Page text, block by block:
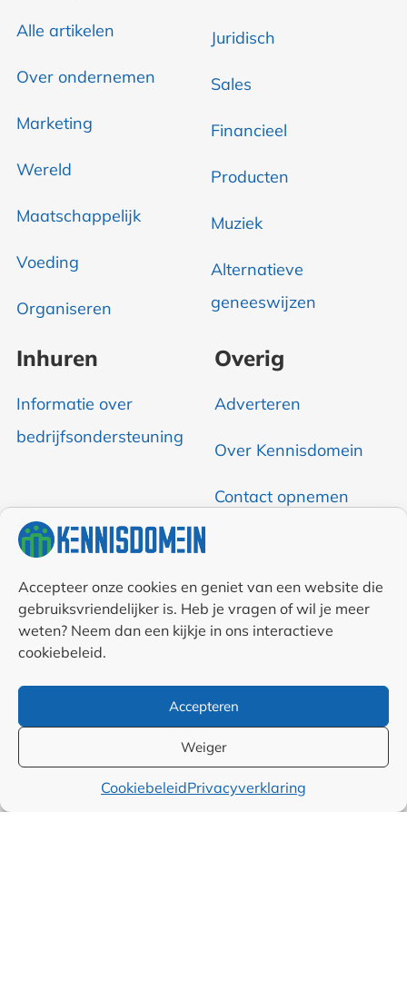
Accepteer onze cookies en geniet van een website die
gebruiksvriendelijker is. Heb je vragen of wil je meer
weten? Neem dan een kijkje in ons interactieve
cookiebeleid.
Accepteren
Weiger
CookiebeleidPrivacyverklaring
Alle artikelen
Over ondernemen
Marketing
Wereld
Maatschappelijk
Voeding
Organiseren
Juridisch
Sales
Financieel
Producten
Muziek
Alternatieve
geneeswijzen
Inhuren
Informatie over
bedrijfsondersteuning
Overig
Adverteren
Over Kennisdomein
Contact opnemen
Auteurs
Samenwerkingen en
Algemene
voorwaarden
Cookiebeleid (EU)